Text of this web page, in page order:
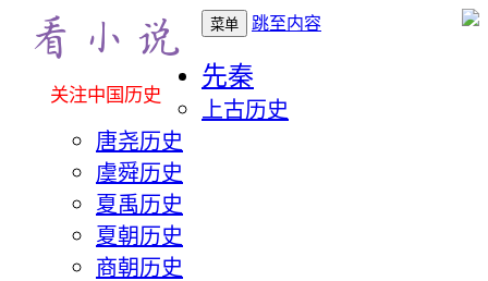
关注中国历史
菜单 跳至内容
先秦
上古历史
唐尧历史
虞舜历史
夏禹历史
夏朝历史
商朝历史